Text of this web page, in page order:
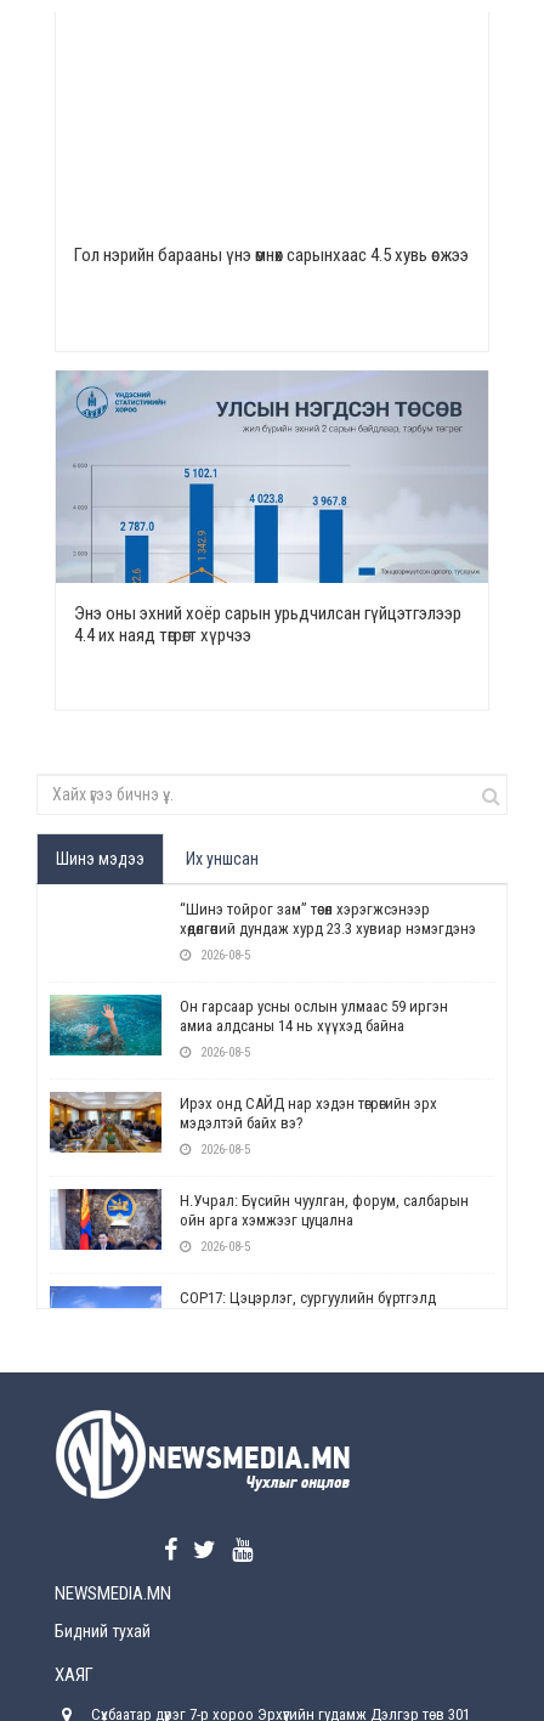
Гол нэрийн барааны үнэ өмнөх сарынхаас 4.5 хувь өсжээ
Энэ оны эхний хоёр сарын урьдчилсан гүйцэтгэлээр
4.4 их наяд төгрөгт хүрчээ
Шинэ мэдээ Их уншсан
“Шинэ тойрог зам” төсөл хэрэгжсэнээр
хөдөлгөөний дундаж хурд 23.3 хувиар нэмэгдэнэ
2026-08-5
Он гарсаар усны ослын улмаас 59 иргэн
амиа алдсаны 14 нь хүүхэд байна
2026-08-5
Ирэх онд САЙД нар хэдэн төгрөгийн эрх
мэдэлтэй байх вэ?
2026-08-5
Н.Учрал: Бүсийн чуулган, форум, салбарын
ойн арга хэмжээг цуцална
2026-08-5
СОР17: Цэцэрлэг, сургуулийн бүртгэлд
2026-08-5
2026-08-5
хүрсэн өгөөжөөрөө ажлаа үнэлж, хэрэгжилтээ
NEWSMEDIA.MN
Бидний тухай
ХАЯГ
Сүхбаатар дүүрэг 7-р хороо Эрхүүгийн гудамж Дэлгэр төв 301